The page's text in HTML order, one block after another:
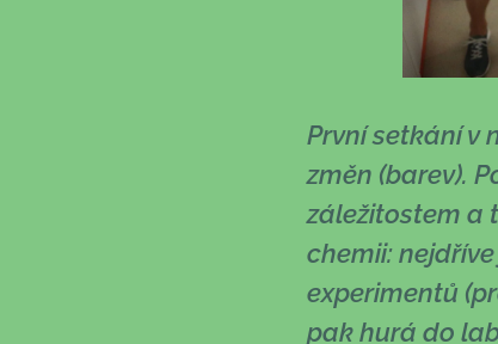
První setkání v
změn (barev).
záležitostem a
chemii:
experimentů
pak hurá do